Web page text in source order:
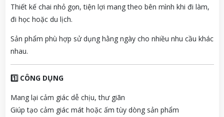
Thiết kế chai nhỏ gọn, tiện lợi mang theo bên mình khi đi làm,
đi học hoặc du lịch.
Sản phẩm phù hợp sử dụng hằng ngày cho nhiều nhu cầu khác
nhau.
1️⃣ CÔNG DỤNG
Mang lại cảm giác dễ chịu, thư giãn
Giúp tạo cảm giác mát hoặc ấm tùy dòng sản phẩm